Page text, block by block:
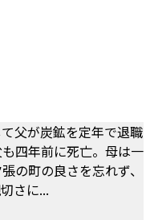
父が炭鉱を定年で退職
四年前に死亡。母は一
の町の良さを忘れず、
さに...